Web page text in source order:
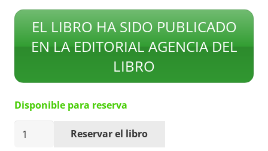
EL LIBRO HA SIDO PUBLICADO
EN LA EDITORIAL AGENCIA DEL
LIBRO
Disponible para reserva
"MIEDOS
Reservar el libro